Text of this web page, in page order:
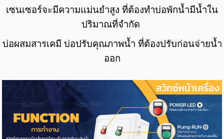
เซนเซอร์จะมีความแม่นยำสูง ที่ต้องทำบ่อพักน้ำมีน้ำใน
ปริมาณที่จำกัด
บ่อผสมสารเคมี บ่อปรับคุณภาพน้ำ ที่ต้องปรับก่อนจ่ายน้ำ
ออก